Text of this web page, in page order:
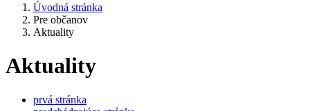
Úvodná stránka
Pre občanov
Aktuality
Aktuality
prvá stránka